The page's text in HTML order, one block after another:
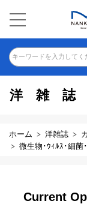
キーワードを入力してく
洋雑誌
ホーム 洋雑誌
微生物･ｳｨﾙｽ･細菌
Current